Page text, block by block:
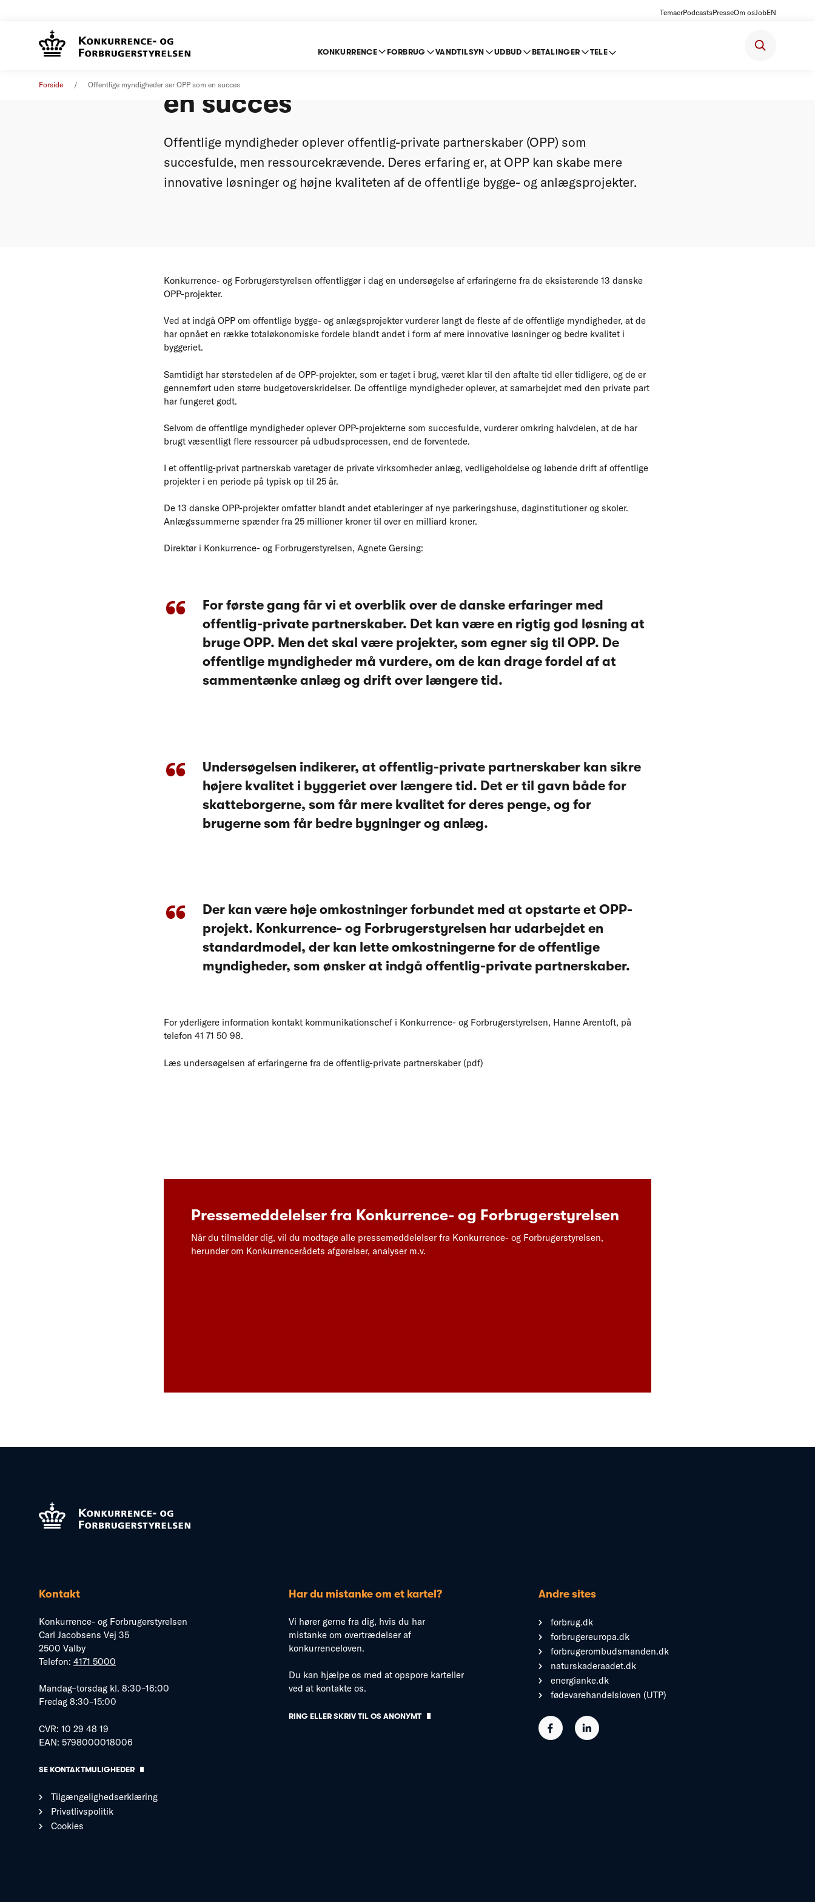
TemaerPodcastsPresseOm osJobEN
KONKURRENCE FORBRUG VANDTILSYN UDBUD BETALINGER TELE
Forside Offentlige myndigheder ser OPP som en succes
en succes
Offentlige myndigheder oplever offentlig-private partnerskaber (OPP) som
succesfulde, men ressourcekrævende. Deres erfaring er, at OPP kan skabe mere
innovative løsninger og højne kvaliteten af de offentlige bygge- og anlægsprojekter.
Konkurrence- og Forbrugerstyrelsen offentliggør i dag en undersøgelse af erfaringerne fra de eksisterende 13 danske
OPP-projekter.
Ved at indgå OPP om offentlige bygge- og anlægsprojekter vurderer langt de fleste af de offentlige myndigheder, at de
har opnået en række totaløkonomiske fordele blandt andet i form af mere innovative løsninger og bedre kvalitet i
byggeriet.
Samtidigt har størstedelen af de OPP-projekter, som er taget i brug, været klar til den aftalte tid eller tidligere, og de er
gennemført uden større budgetoverskridelser. De offentlige myndigheder oplever, at samarbejdet med den private part
har fungeret godt.
Selvom de offentlige myndigheder oplever OPP-projekterne som succesfulde, vurderer omkring halvdelen, at de har
brugt væsentligt flere ressourcer på udbudsprocessen, end de forventede.
I et offentlig-privat partnerskab varetager de private virksomheder anlæg, vedligeholdelse og løbende drift af offentlige
projekter i en periode på typisk op til 25 år.
De 13 danske OPP-projekter omfatter blandt andet etableringer af nye parkeringshuse, daginstitutioner og skoler.
Anlægssummerne spænder fra 25 millioner kroner til over en milliard kroner.
Direktør i Konkurrence- og Forbrugerstyrelsen, Agnete Gersing:
For første gang får vi et overblik over de danske erfaringer med
offentlig-private partnerskaber. Det kan være en rigtig god løsning at
bruge OPP. Men det skal være projekter, som egner sig til OPP. De
offentlige myndigheder må vurdere, om de kan drage fordel af at
sammentænke anlæg og drift over længere tid.
Undersøgelsen indikerer, at offentlig-private partnerskaber kan sikre
højere kvalitet i byggeriet over længere tid. Det er til gavn både for
skatteborgerne, som får mere kvalitet for deres penge, og for
brugerne som får bedre bygninger og anlæg.
Der kan være høje omkostninger forbundet med at opstarte et OPP-
projekt. Konkurrence- og Forbrugerstyrelsen har udarbejdet en
standardmodel, der kan lette omkostningerne for de offentlige
myndigheder, som ønsker at indgå offentlig-private partnerskaber.
For yderligere information kontakt kommunikationschef i Konkurrence- og Forbrugerstyrelsen, Hanne Arentoft, på
telefon 41 71 50 98.
Læs undersøgelsen af erfaringerne fra de offentlig-private partnerskaber (pdf)
Pressemeddelelser fra Konkurrence- og Forbrugerstyrelsen
Når du tilmelder dig, vil du modtage alle pressemeddelelser fra Konkurrence- og Forbrugerstyrelsen,
herunder om Konkurrencerådets afgørelser, analyser m.v.
Kontakt
Konkurrence- og Forbrugerstyrelsen
Carl Jacobsens Vej 35
2500 Valby
Telefon: 4171 5000
Mandag–torsdag kl. 8:30–16:00
Fredag 8:30–15:00
CVR: 10 29 48 19
EAN: 5798000018006
SE KONTAKTMULIGHEDER
Tilgængelighedserklæring
Privatlivspolitik
Cookies
Har du mistanke om et kartel?
Vi hører gerne fra dig, hvis du har
mistanke om overtrædelser af
konkurrenceloven.
Du kan hjælpe os med at opspore karteller
ved at kontakte os.
RING ELLER SKRIV TIL OS ANONYMT
Andre sites
forbrug.dk
forbrugereuropa.dk
forbrugerombudsmanden.dk
naturskaderaadet.dk
energianke.dk
fødevarehandelsloven (UTP)